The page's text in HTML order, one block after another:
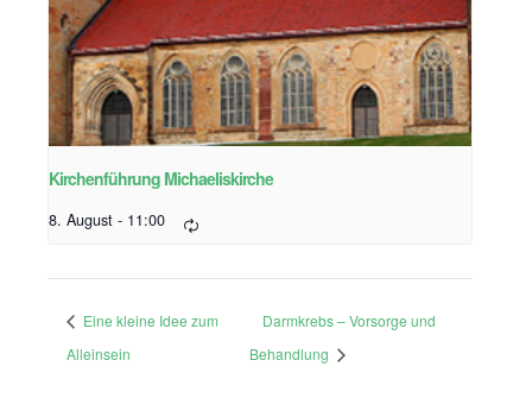
Kirchenführung Michaeliskirche
8. August - 11:00
Eine kleine Idee zum
Alleinsein
Darmkrebs – Vorsorge und
Behandlung